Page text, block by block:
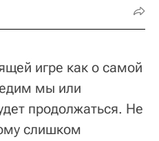
игре как о самой
мы или
продолжаться. Не
слишком